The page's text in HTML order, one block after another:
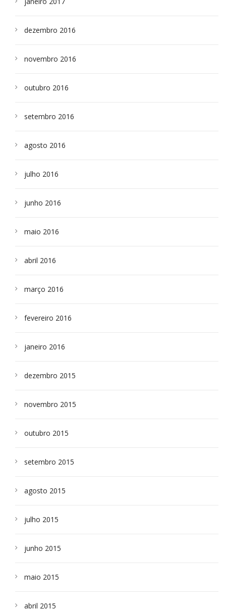
dezembro 2016
novembro 2016
outubro 2016
setembro 2016
agosto 2016
julho 2016
junho 2016
maio 2016
abril 2016
março 2016
fevereiro 2016
janeiro 2016
dezembro 2015
novembro 2015
outubro 2015
setembro 2015
agosto 2015
julho 2015
junho 2015
maio 2015
abril 2015